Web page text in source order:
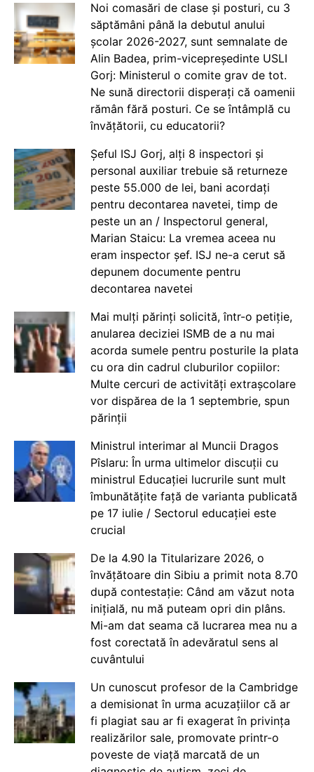
Noi comasări de clase și posturi, cu 3
săptămâni până la debutul anului
școlar 2026-2027, sunt semnalate de
Alin Badea, prim-vicepreședinte USLI
Gorj: Ministerul o comite grav de tot.
Ne sună directorii disperați că oamenii
rămân fără posturi. Ce se întâmplă cu
învățătorii, cu educatorii?
Șeful ISJ Gorj, alți 8 inspectori și
personal auxiliar trebuie să returneze
peste 55.000 de lei, bani acordați
pentru decontarea navetei, timp de
peste un an / Inspectorul general,
Marian Staicu: La vremea aceea nu
eram inspector șef. ISJ ne-a cerut să
depunem documente pentru
decontarea navetei
Mai mulți părinți solicită, într-o petiție,
anularea deciziei ISMB de a nu mai
acorda sumele pentru posturile la plata
cu ora din cadrul cluburilor copiilor:
Multe cercuri de activități extrașcolare
vor dispărea de la 1 septembrie, spun
părinții
Ministrul interimar al Muncii Dragos
Pîslaru: În urma ultimelor discuții cu
ministrul Educației lucrurile sunt mult
îmbunătățite față de varianta publicată
pe 17 iulie / Sectorul educației este
crucial
De la 4.90 la Titularizare 2026, o
învățătoare din Sibiu a primit nota 8.70
după contestație: Când am văzut nota
inițială, nu mă puteam opri din plâns.
Mi-am dat seama că lucrarea mea nu a
fost corectată în adevăratul sens al
cuvântului
Un cunoscut profesor de la Cambridge
a demisionat în urma acuzațiilor că ar
fi plagiat sau ar fi exagerat în privința
realizărilor sale, promovate printr-o
poveste de viață marcată de un